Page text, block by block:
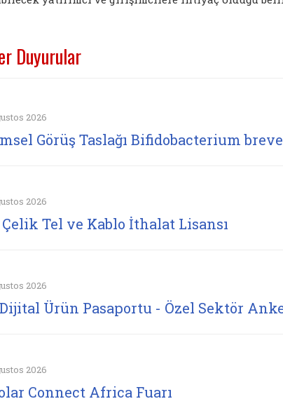
Duyurular
2026
Görüş Taslağı Bifidobacterium
2026
Çelik Tel ve Kablo İthalat Lisansı
2026
Ürün Pasaportu - Özel Sektör
2026
Connect Africa Fuarı